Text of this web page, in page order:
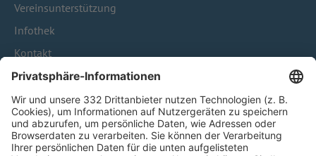
Vereinsunterstützung
Infothek
Kontakt
HÄUFIG BESUCHTE SEITEN
Pässe und Vereinswechsel
Trainerausbildung